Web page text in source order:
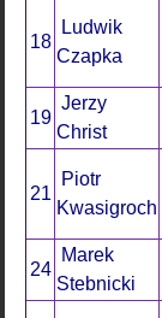
18
Ludwik
Czapka
19
Jerzy
Christ
21
Piotr
Kwasigroch
24
Marek
Stebnicki